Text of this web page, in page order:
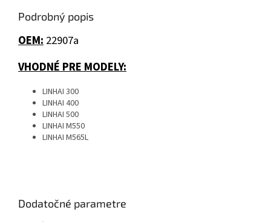
Podrobný popis
OEM: 22907a
VHODNÉ PRE MODELY:
LINHAI 300
LINHAI 400
LINHAI 500
LINHAI M550
LINHAI M565L
Dodatočné parametre